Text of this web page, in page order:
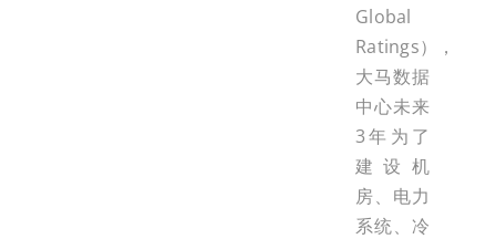
Global
Ratings），
大马数据
中心未来
3年为了
建设机
房、电力
系统、冷